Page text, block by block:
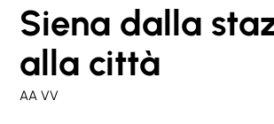
Siena dalla
alla città
AA VV